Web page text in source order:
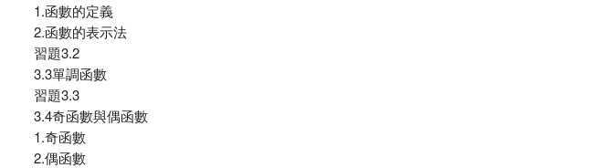
1.函數的定義
2.函數的表示法
習題3.2
3.3單調函數
習題3.3
3.4奇函數與偶函數
1.奇函數
2.偶函數